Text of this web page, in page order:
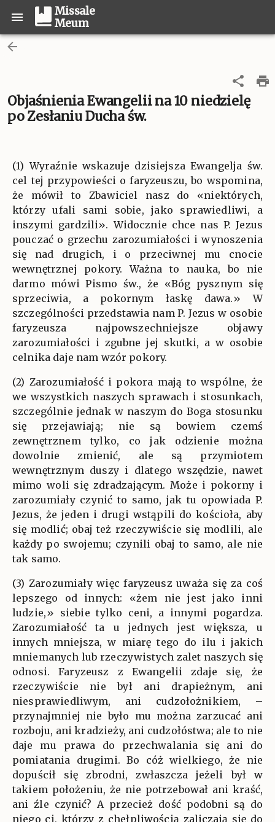
Missale
Meum
Objaśnienia Ewangelii na 10 niedzielę
po Zesłaniu Ducha św.
(1) Wyraźnie wskazuje dzisiejsza Ewangelja św.
cel tej przypowieści o faryzeuszu, bo wspomina,
że mówił to Zbawiciel nasz do «niektórych,
którzy ufali sami sobie, jako sprawiedliwi, a
inszymi gardzili». Widocznie chce nas P. Jezus
pouczać o grzechu zarozumiałości i wynoszenia
się nad drugich, i o przeciwnej mu cnocie
wewnętrznej pokory. Ważna to nauka, bo nie
darmo mówi Pismo św., że «Bóg pysznym się
sprzeciwia, a pokornym łaskę dawa.» W
szczególności przedstawia nam P. Jezus w osobie
faryzeusza najpowszechniejsze objawy
zarozumiałości i zgubne jej skutki, a w osobie
celnika daje nam wzór pokory.
(2) Zarozumiałość i pokora mają to wspólne, że
we wszystkich naszych sprawach i stosunkach,
szczególnie jednak w naszym do Boga stosunku
się przejawiają; nie są bowiem czemś
zewnętrznem tylko, co jak odzienie można
dowolnie zmienić, ale są przymiotem
wewnętrznym duszy i dlatego wszędzie, nawet
mimo woli się zdradzającym. Może i pokorny i
zarozumiały czynić to samo, jak tu opowiada P.
Jezus, że jeden i drugi wstąpili do kościoła, aby
się modlić; obaj też rzeczywiście się modlili, ale
każdy po swojemu; czynili obaj to samo, ale nie
tak samo.
(3) Zarozumiały więc faryzeusz uważa się za coś
lepszego od innych: «żem nie jest jako inni
ludzie,» siebie tylko ceni, a innymi pogardza.
Zarozumiałość ta u jednych jest większa, u
innych mniejsza, w miarę tego do ilu i jakich
mniemanych lub rzeczywistych zalet naszych się
odnosi. Faryzeusz z Ewangelii zdaje się, że
rzeczywiście nie był ani drapieżnym, ani
niesprawiedliwym, ani cudzołożnikiem, –
przynajmniej nie było mu można zarzucać ani
rozboju, ani kradzieży, ani cudzołóstwa; ale to nie
daje mu prawa do przechwalania się ani do
pomiatania drugimi. Bo cóż wielkiego, że nie
dopuścił się zbrodni, zwłaszcza jeżeli był w
takiem położeniu, że nie potrzebował ani kraść,
ani źle czynić? A przecież dość podobni są do
niego ci, którzy z chełpliwością zaliczają się do